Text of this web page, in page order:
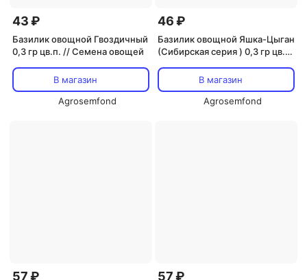
43 ₽
Базилик овощной Гвоздичный
0,3 гр цв.п. // Семена овощей
В магазин
Agrosemfond
46 ₽
Базилик овощной Яшка-Цыган
(Сибирская серия ) 0,3 гр цв.п.
В магазин
Agrosemfond
57 ₽ 57 ₽